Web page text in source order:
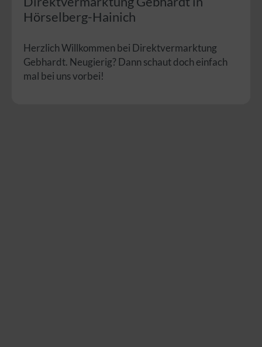
Hörselberg-Hainich
Herzlich Willkommen bei Direktvermarktung
Gebhardt. Neugierig? Dann schaut doch einfach
mal bei uns vorbei!